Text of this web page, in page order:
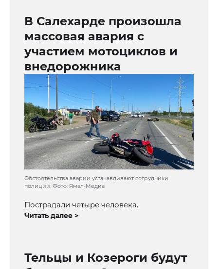
В Салехарде произошла
массовая авария с
участием мотоциклов и
внедорожника
Обстоятельства аварии устанавливают сотрудники
полиции. Фото: Ямал-Медиа
Пострадали четыре человека.
Читать далее >
Тельцы и Козероги будут